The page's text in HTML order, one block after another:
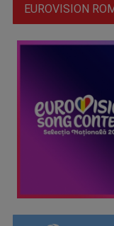
EUROVISION